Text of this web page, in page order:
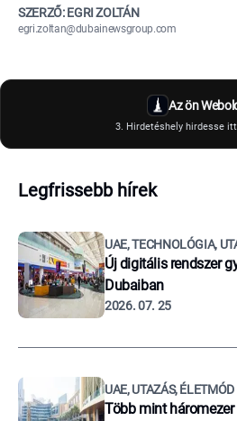
SZERZŐ: EGRI ZOLTÁN
egri.zoltan@dubainewsgroup.com
Az ön
3. Hirdetéshely hirdesse
Legfrissebb hírek
UAE, TECHNOLÓGIA,
Új digitális rendszer
Dubaiban
2026. 07. 25
UAE, UTAZÁS, ÉLETMÓD
Több mint